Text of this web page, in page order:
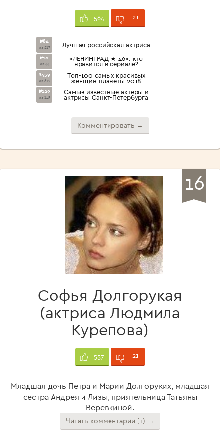
564 21
#84
из 217 Лучшая российская актриса
#10
из 44
«ЛЕНИНГРАД ★ 46»: кто
нравится в сериале?
#459
из 612
Топ-100 самых красивых
женщин планеты 2018
#129
из 145
Самые известные актёры и
актрисы Санкт-Петербурга
Комментировать →
16
Софья Долгорукая
(актриса Людмила
Курепова)
557 21
Младшая дочь Петра и Марии Долгоруких, младшая
сестра Андрея и Лизы, приятельница Татьяны
Верёвкиной.
Читать комментарии (1) →